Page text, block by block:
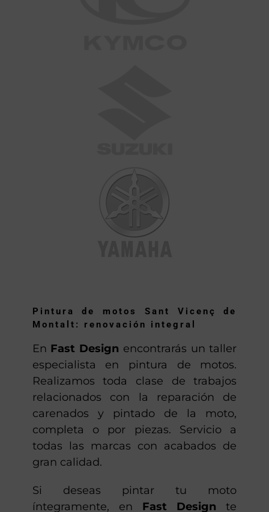
Pintura de motos Sant Vicenç de
Montalt: renovación integral
En Fast Design encontrarás un taller
especialista en pintura de motos.
Realizamos toda clase de trabajos
relacionados con la reparación de
carenados y pintado de la moto,
completa o por piezas. Servicio a
todas las marcas con acabados de
gran calidad.
Si deseas pintar tu moto
íntegramente, en Fast Design te